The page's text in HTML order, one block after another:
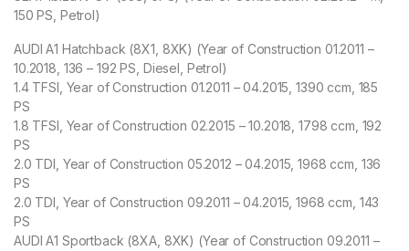
150 PS, Petrol)
AUDI A1 Hatchback (8X1, 8XK) (Year of Construction 01.2011 –
10.2018, 136 – 192 PS, Diesel, Petrol)
1.4 TFSI, Year of Construction 01.2011 – 04.2015, 1390 ccm, 185
PS
1.8 TFSI, Year of Construction 02.2015 – 10.2018, 1798 ccm, 192
PS
2.0 TDI, Year of Construction 05.2012 – 04.2015, 1968 ccm, 136
PS
2.0 TDI, Year of Construction 09.2011 – 04.2015, 1968 ccm, 143
PS
AUDI A1 Sportback (8XA, 8XK) (Year of Construction 09.2011 –